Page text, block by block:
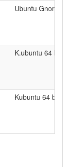
Ubuntu Gnome
K.ubuntu 64 bits
Kubuntu 64 bits